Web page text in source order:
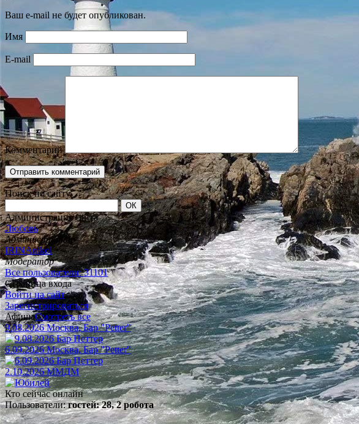
Ваш e-mail не будет опубликован.
Имя
E-mail
Комментарий
Поиск по сайту
Администрация сайта
Любовь
Администратор
IRINAnikol
Модератор
Все пользователи: 31101
Страница входа
Войти на сайт
Зарегистрироваться
АфишаСмотреть все
9.08.2026 Москва, Бар "Petter"
6.09.2026 Москва, Бар "Petter"
2.10.2026 ММДМ
Кто сейчас онлайн
Пользователи:гостей: 28, 2 робота